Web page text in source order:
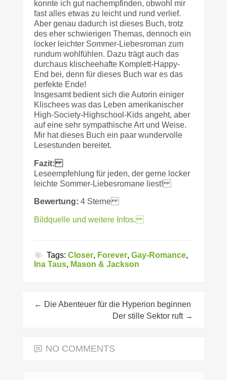
konnte ich gut nachempfinden, obwohl mir
fast alles etwas zu leicht und rund verlief.
Aber genau dadurch ist dieses Buch, trotz
des eher schwierigen Themas, dennoch ein
locker leichter Sommer-Liebesroman zum
rundum wohlfühlen. Dazu trägt auch das
durchaus klischeehafte Komplett-Happy-
End bei, denn für dieses Buch war es das
perfekte Ende!
Insgesamt bedient sich die Autorin einiger
Klischees was das Leben amerikanischer
High-Society-Highschool-Kids angeht, aber
auf eine sehr sympathische Art und Weise.
Mir hat dieses Buch ein paar wundervolle
Lesestunden bereitet.
Fazit:
Leseempfehlung für jeden, der gerne locker
leichte Sommer-Liebesromane liest!
Bewertung: 4 Sterne
Bildquelle und weitere Infos.
Tags:Closer, Forever,Gay-Romance,
Ina Taus, Mason & Jackson
← Die Abenteuer für die Hyperion beginnen
Der stille Sektor ruft →
NO COMMENTS